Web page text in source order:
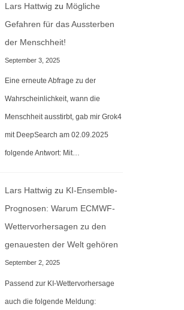
Lars Hattwig zu Mögliche
Gefahren für das Aussterben
der Menschheit!
September 3, 2025
Eine erneute Abfrage zu der
Wahrscheinlichkeit, wann die
Menschheit ausstirbt, gab mir Grok4
mit DeepSearch am 02.09.2025
folgende Antwort: Mit…
Lars Hattwig zu KI-Ensemble-
Prognosen: Warum ECMWF-
Wettervorhersagen zu den
genauesten der Welt gehören
September 2, 2025
Passend zur KI-Wettervorhersage
auch die folgende Meldung: